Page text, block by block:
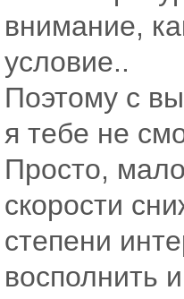
внимание,
условие..
Поэтому с
я тебе не
Просто,
скорости
степени
восполнить